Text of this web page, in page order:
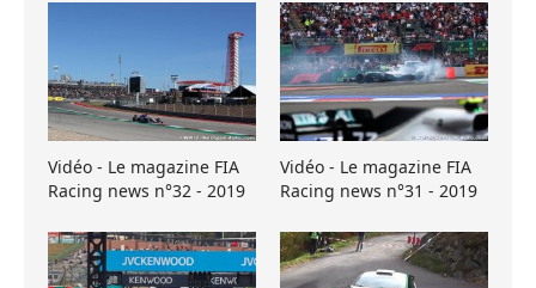
Vidéo - Le magazine FIA
Racing news n°32 - 2019
Vidéo - Le magazine FIA
Racing news n°31 - 2019